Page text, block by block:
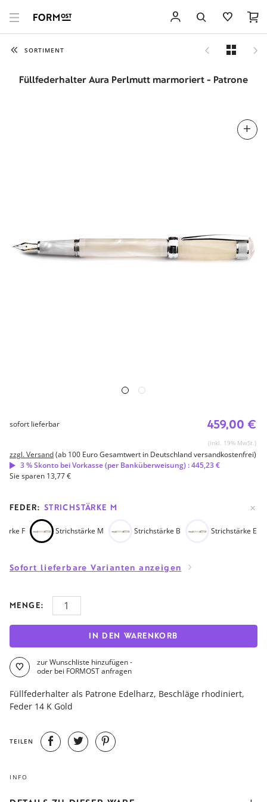
SORTIMENT
Füllfederhalter Aura Perlmutt marmoriert - Patrone
459,00 €
(inkl. 19% MwSt.)
sofort lieferbar
zzgl. Versand(ab 100 Euro Gesamtwert in Deutschland versandkostenfrei)
3 % Skonto bei Vorkasse (per Banküberweisung) : 445,23 €
Sie sparen 13,77 €
FEDER: STRICHSTÄRKE M
F Strichstärke M Strichstärke B Strichstärke EF
Sofort lieferbare Varianten anzeigen
MENGE:
IN DEN WARENKORB
zur Wunschliste hinzufügen -
oder bei FORMOST anfragen
Füllfederhalter als Patrone Edelharz, Beschläge rhodiniert,
Feder 14 K Gold
TEILEN
INFO